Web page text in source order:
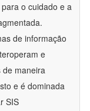
o cuidado e a
de informação
e
de maneira
e é dominada
SIS